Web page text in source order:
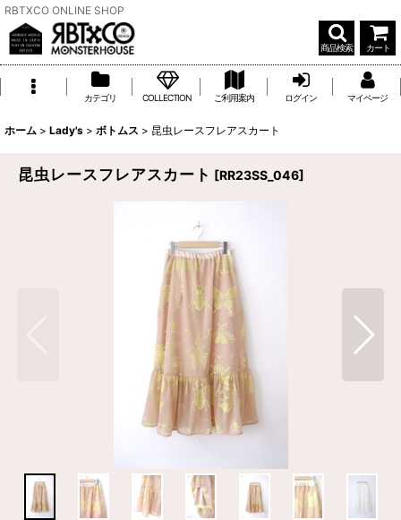
RBTXCO ONLINE SHOP
商品検索 カート
カテゴリ COLLECTION ご利用案内 ログイン マイページ
ホーム > Lady's > ボトムス > 昆虫レースフレアスカート
昆虫レースフレアスカート [RR23SS_046]